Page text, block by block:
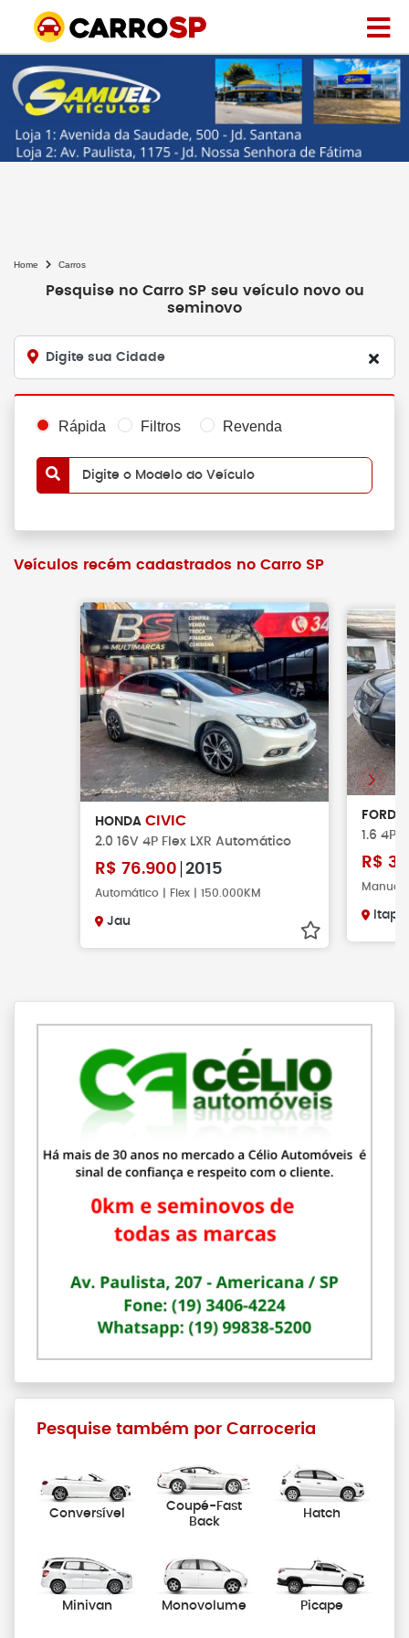
Home Carros
Pesquise no Carro SP seu veículo novo ou
seminovo
Digite sua Cidade
Rápida Filtros Revenda
Digite o Modelo do Veículo
Veículos recém cadastrados no Carro SP
HONDA CIVIC
2.0 16V 4P Flex LXR Automático
R$ 76.900 2015
Automático | Flex | 150.000KM
Jau
FORD
1.6 4P
R$
Manual
Itapui
Pesquise também por Carroceria
Conversível
Coupé-Fast
Back
Hatch
Minivan Monovolume Picape